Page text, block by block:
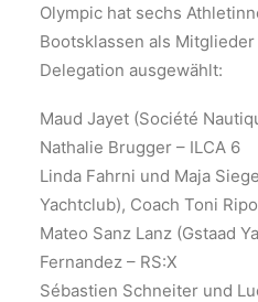
Olympic hat sechs
Bootsklassen als
Delegation ausgewählt:
Maud Jayet (Société
Nathalie Brugger – ILCA 6
Linda Fahrni und Maja
Yachtclub), Coach Toni
Mateo Sanz Lanz (Gstaad
Fernandez – RS:X
Sébastien Schneiter und